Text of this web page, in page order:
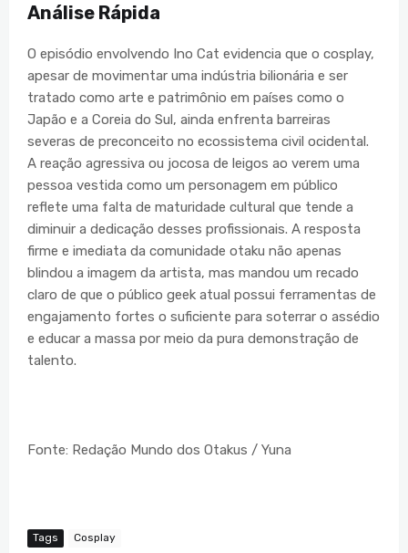
Análise Rápida
O episódio envolvendo Ino Cat evidencia que o cosplay,
apesar de movimentar uma indústria bilionária e ser
tratado como arte e patrimônio em países como o
Japão e a Coreia do Sul, ainda enfrenta barreiras
severas de preconceito no ecossistema civil ocidental.
A reação agressiva ou jocosa de leigos ao verem uma
pessoa vestida como um personagem em público
reflete uma falta de maturidade cultural que tende a
diminuir a dedicação desses profissionais. A resposta
firme e imediata da comunidade otaku não apenas
blindou a imagem da artista, mas mandou um recado
claro de que o público geek atual possui ferramentas de
engajamento fortes o suficiente para soterrar o assédio
e educar a massa por meio da pura demonstração de
talento.
Fonte: Redação Mundo dos Otakus / Yuna
Tags Cosplay